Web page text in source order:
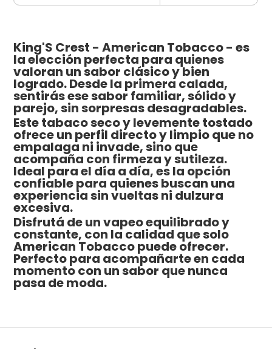
King'S Crest - American Tobacco - es
la elección perfecta para quienes
valoran un sabor clásico y bien
logrado. Desde la primera calada,
sentirás ese sabor familiar, sólido y
parejo, sin sorpresas desagradables.
Este tabaco seco y levemente tostado
ofrece un perfil directo y limpio que no
empalaga ni invade, sino que
acompaña con firmeza y sutileza.
Ideal para el día a día, es la opción
confiable para quienes buscan una
experiencia sin vueltas ni dulzura
excesiva.
Disfrutá de un vapeo equilibrado y
constante, con la calidad que solo
American Tobacco puede ofrecer.
Perfecto para acompañarte en cada
momento con un sabor que nunca
pasa de moda.